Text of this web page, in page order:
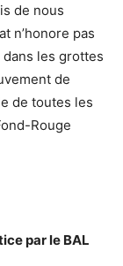
de nous
n’honore pas
les grottes
de
de toutes les
Rouge
par le BAL